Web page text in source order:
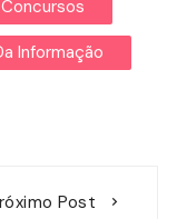
Informação
Post